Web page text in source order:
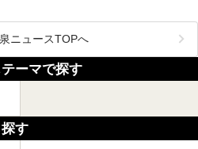
サウナなどが存在し、施設によって様々な
設も増えています。
・スパを10件まとめてご紹介します。
ニュースTOPへ
ーマで探す
す